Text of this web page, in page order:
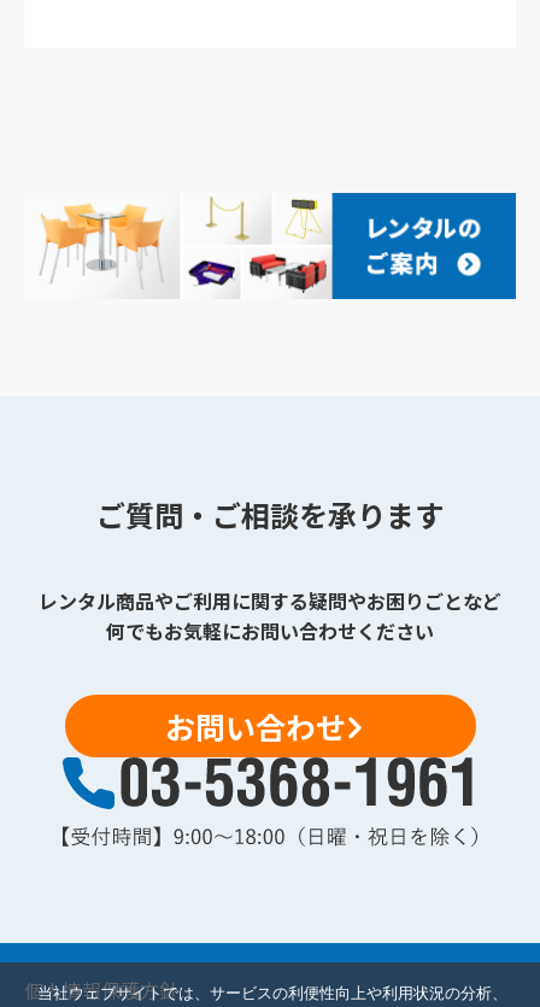
ご質問・ご相談を承ります
レンタル商品やご利用に関する疑問やお困りごとなど
何でもお気軽にお問い合わせください
お問い合わせ
個人情報保護方針
当社ウェブサイトでは、サービスの利便性向上や利用状況の分析、